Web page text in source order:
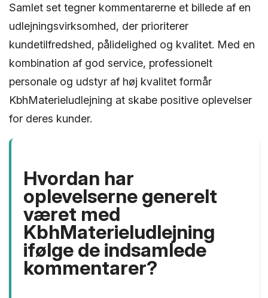
Samlet set tegner kommentarerne et billede af en
udlejningsvirksomhed, der prioriterer
kundetilfredshed, pålidelighed og kvalitet. Med en
kombination af god service, professionelt
personale og udstyr af høj kvalitet formår
KbhMaterieludlejning at skabe positive oplevelser
for deres kunder.
Hvordan har
oplevelserne generelt
været med
KbhMaterieludlejning
ifølge de indsamlede
kommentarer?